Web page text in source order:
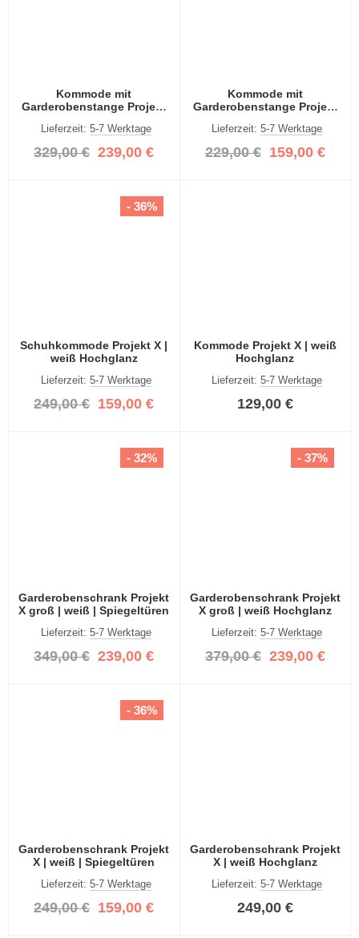
Kommode mit
Garderobenstange Projekt
Lieferzeit: 5-7 Werktage
329,00 € 239,00 €
Kommode mit
Garderobenstange Projekt
Lieferzeit:5-7 Werktage
229,00 € 159,00 €
Schuhkommode Projekt X |
weiß Hochglanz
Lieferzeit: 5-7 Werktage
249,00 € 159,00 €
- 36%
Kommode Projekt X | weiß
Hochglanz
Lieferzeit:5-7 Werktage
129,00 €
Garderobenschrank Projekt
X groß | weiß | Spiegeltüren
Lieferzeit: 5-7 Werktage
349,00 € 239,00 €
- 32%
Garderobenschrank Projekt
X groß | weiß Hochglanz
Lieferzeit:5-7 Werktage
379,00 € 239,00 €
- 37%
Garderobenschrank Projekt
X | weiß | Spiegeltüren
Lieferzeit: 5-7 Werktage
249,00 € 159,00 €
- 36%
Garderobenschrank Projekt
X | weiß Hochglanz
Lieferzeit:5-7 Werktage
249,00 €